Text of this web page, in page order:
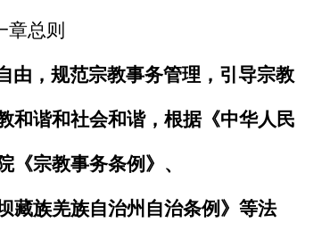
章总则
由，规范宗教事务管理，引导宗教
和谐和社会和谐，根据《中华人民
《宗教事务条例》、
藏族羌族自治州自治条例》等法